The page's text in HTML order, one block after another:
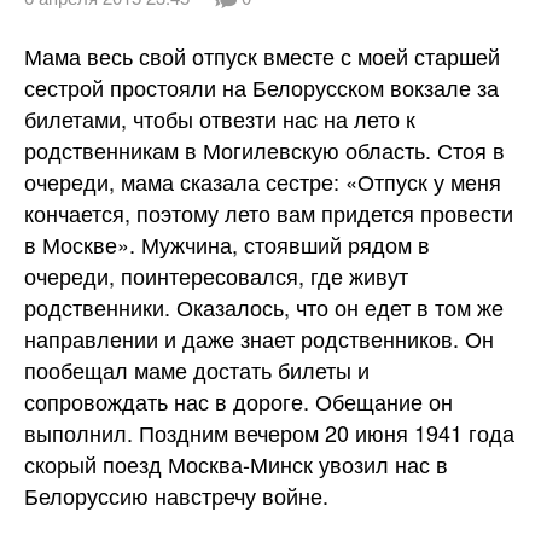
Мама весь свой отпуск вместе с моей старшей
сестрой простояли на Белорусском вокзале за
билетами, чтобы отвезти нас на лето к
родственникам в Могилевскую область. Стоя в
очереди, мама сказала сестре: «Отпуск у меня
кончается, поэтому лето вам придется провести
в Москве». Мужчина, стоявший рядом в
очереди, поинтересовался, где живут
родственники. Оказалось, что он едет в том же
направлении и даже знает родственников. Он
пообещал маме достать билеты и
сопровождать нас в дороге. Обещание он
выполнил. Поздним вечером 20 июня 1941 года
скорый поезд Москва-Минск увозил нас в
Белоруссию навстречу войне.